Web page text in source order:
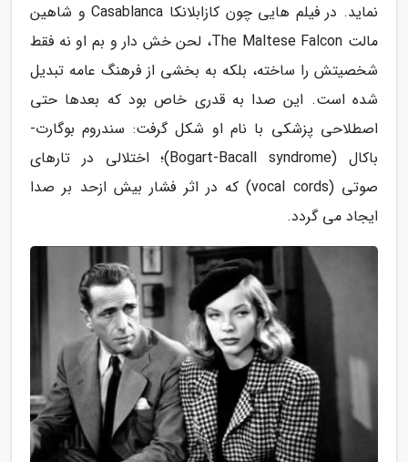
نماید. در فیلم هایی چون کازابلانکا Casablanca و شاهین
مالت The Maltese Falcon، لحن خش دار و بم او نه فقط
شخصیتش را ساخته، بلکه به بخشی از فرهنگ عامه تبدیل
شده است. این صدا به قدری خاص بود که بعدها حتی
اصطلاحی پزشکی با نام او شکل گرفت: سندروم بوگارت-
باکال (Bogart-Bacall syndrome)؛ اختلالی در تارهای
صوتی (vocal cords) که در اثر فشار بیش ازحد بر صدا
ایجاد می گردد.